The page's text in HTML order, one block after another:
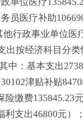
务员医疗补助
他行政事业单位
出按经济科目分类
中：基本支出
津贴补贴
险缴费135845.23
利支出46800元）